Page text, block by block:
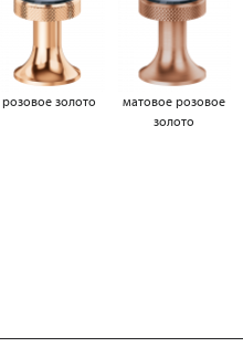
розовое золото
матовое розовое
золото